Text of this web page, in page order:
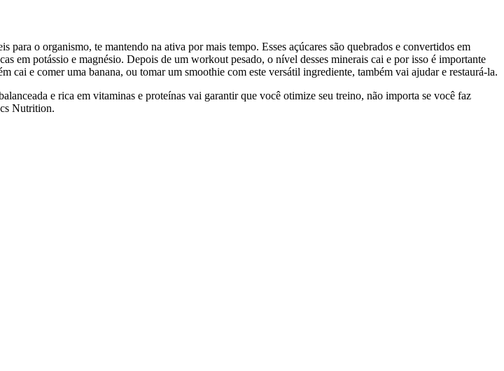
o organismo, te mantendo na ativa por mais tempo. Esses açúcares são quebrados e convertidos em
em potássio e magnésio. Depois de um workout pesado, o nível desses minerais cai e por isso é importante
cai e comer uma banana, ou tomar um smoothie com este versátil ingrediente, também vai ajudar e restaurá-la.
e rica em vitaminas e proteínas vai garantir que você otimize seu treino, não importa se você faz
Nutrition.